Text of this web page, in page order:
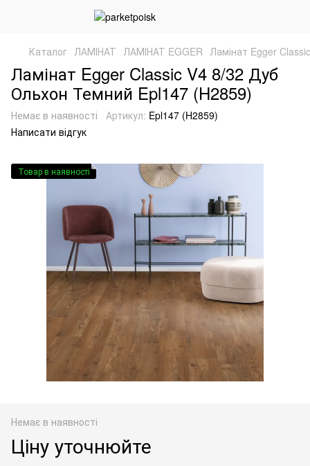
Каталог ЛАМІНАТ ЛАМІНАТ EGGER Ламінат Egger
Ламінат Egger Classic V4 8/32 Дуб
Ольхон Темний Epl147 (H2859)
Немає в наявності Артикул: Epl147 (H2859)
Написати відгук
Товар в наявності
Немає в наявності
Ціну уточнюйте